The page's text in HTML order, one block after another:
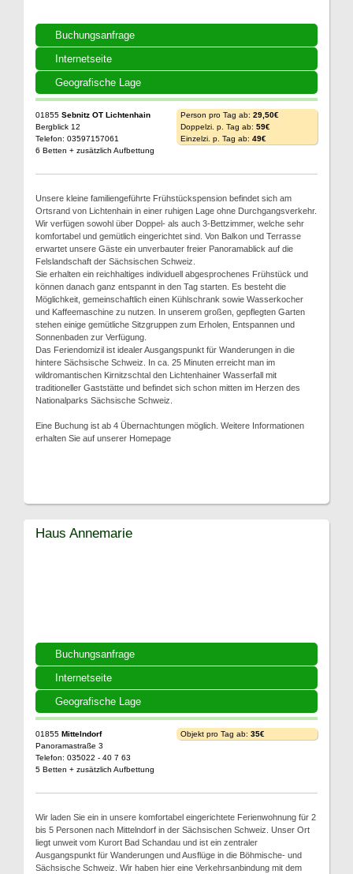
Buchungsanfrage
Internetseite
Geografische Lage
01855 Sebnitz OT Lichtenhain
Bergblick 12
Telefon: 03597157061
6 Betten + zusätzlich Aufbettung
Person pro Tag ab: 29,50€
Doppelzi. p. Tag ab: 59€
Einzelzi. p. Tag ab: 49€
Unsere kleine familiengeführte Frühstückspension befindet sich am
Ortsrand von Lichtenhain in einer ruhigen Lage ohne Durchgangsverkehr.
Wir verfügen sowohl über Doppel- als auch 3-Bettzimmer, welche sehr
komfortabel und gemütlich eingerichtet sind. Von Balkon und Terrasse
erwartet unsere Gäste ein unverbauter freier Panoramablick auf die
Felslandschaft der Sächsischen Schweiz.
Sie erhalten ein reichhaltiges individuell abgesprochenes Frühstück und
können danach ganz entspannt in den Tag starten. Es besteht die
Möglichkeit, gemeinschaftlich einen Kühlschrank sowie Wasserkocher
und Kaffeemaschine zu nutzen. In unserem großen, gepflegten Garten
stehen einige gemütliche Sitzgruppen zum Erholen, Entspannen und
Sonnenbaden zur Verfügung.
Das Feriendomizil ist idealer Ausgangspunkt für Wanderungen in die
hintere Sächsische Schweiz. In ca. 25 Minuten erreicht man im
wildromantischen Kirnitzschtal den Lichtenhainer Wasserfall mit
traditioneller Gaststätte und befindet sich schon mitten im Herzen des
Nationalparks Sächsische Schweiz.
Eine Buchung ist ab 4 Übernachtungen möglich. Weitere Informationen
erhalten Sie auf unserer Homepage
Buchungsanfrage
Internetseite
Geografische Lage
Haus Annemarie
01855 Mittelndorf
Panoramastraße 3
Telefon: 035022 - 40 7 63
5 Betten + zusätzlich Aufbettung
Objekt pro Tag ab: 35€
Wir laden Sie ein in unsere komfortabel eingerichtete Ferienwohnung für 2
bis 5 Personen nach Mittelndorf in der Sächsischen Schweiz. Unser Ort
liegt unweit vom Kurort Bad Schandau und ist ein zentraler
Ausgangspunkt für Wanderungen und Ausflüge in die Böhmische- und
Sächsische Schweiz. Wir haben hier eine Verkehrsanbindung mit dem